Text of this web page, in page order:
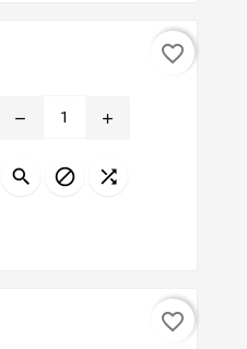
remove add
  
favorite_border
favorite_border